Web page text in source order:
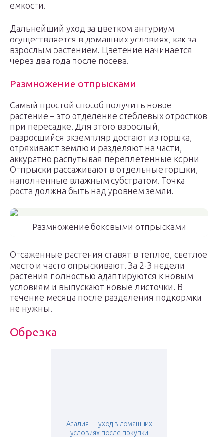
емкости.
Дальнейший уход за цветком антуриум
осуществляется в домашних условиях, как за
взрослым растением. Цветение начинается
через два года после посева.
Размножение отпрысками
Самый простой способ получить новое
растение – это отделение стеблевых отростков
при пересадке. Для этого взрослый,
разросшийся экземпляр достают из горшка,
отряхивают землю и разделяют на части,
аккуратно распутывая переплетенные корни.
Отпрыски рассаживают в отдельные горшки,
наполненные влажным субстратом. Точка
роста должна быть над уровнем земли.
Размножение боковыми отпрысками
Отсаженные растения ставят в теплое, светлое
место и часто опрыскивают. За 2-3 недели
растения полностью адаптируются к новым
условиям и выпускают новые листочки. В
течение месяца после разделения подкормки
не нужны.
Обрезка
Азалия — уход в домашних
условиях после покупки